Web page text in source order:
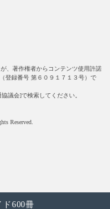
、著作権者からコンテンツ使用許諾
登録番号 第６０９１７１３号）で
議会]で検索してください。
Reserved.
ド600冊